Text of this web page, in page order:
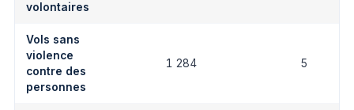
volontaires
Vols sans
violence
contre des
personnes
1 284 5